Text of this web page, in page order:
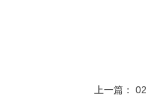
上一篇：